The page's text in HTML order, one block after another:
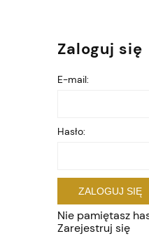
Zaloguj się
E-mail:
Hasło:
ZALOGUJ SIĘ
Nie pamiętasz
Zarejestruj się